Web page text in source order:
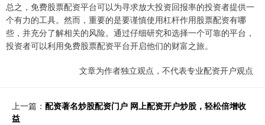
总之，免费股票配资平台可以为寻求放大投资回报率的投资者提供一
个有力的工具。然而，重要的是要谨慎使用杠杆作用股票配资有哪
些，并充分了解相关的风险。通过仔细研究和选择一个可靠的平台，
投资者可以利用免费股票配资平台开启他们的财富之旅。
文章为作者独立观点，不代表专业配资开户观点
上一篇： 配资著名炒股配资门户 网上配资开户炒股，轻松倍增收
益